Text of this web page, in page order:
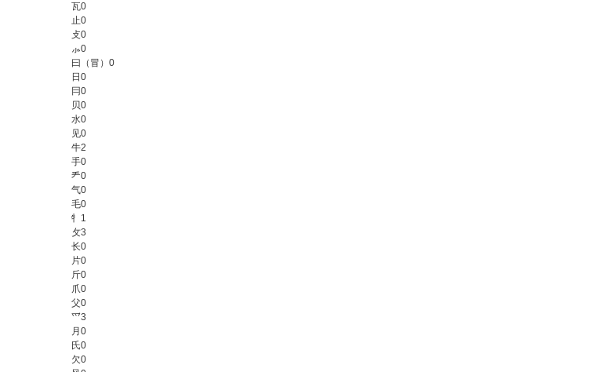
瓦0
止0
攴0
⺗0
曰（冒） 0
日 0
冃0
贝0
水0
见0
牛2
手0
龵0
气0
毛0
牜 1
攵3
长0
片0
斤0
爪0
父0
爫3
月 0
氏0
欠0